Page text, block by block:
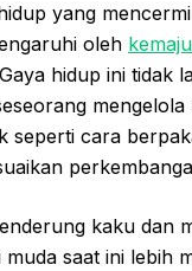
yang
oleh
hidup ini tidak
seperti cara
kaku dan
saat ini lebih